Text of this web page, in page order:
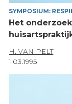
SYMPOSIUM:
Het
H. VAN PELT
1.03.1995